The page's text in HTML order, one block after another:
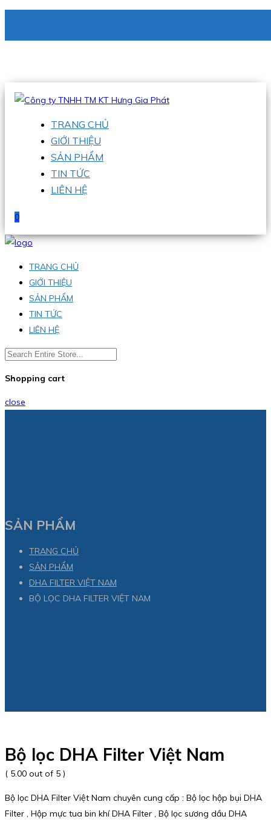
Hotline:0938 336 079
TRANG CHỦ
GIỚI THIỆU
SẢN PHẨM
TIN TỨC
LIÊN HỆ
0
TRANG CHỦ
GIỚI THIỆU
SẢN PHẨM
TIN TỨC
LIÊN HỆ
Shopping cart
close
SẢN PHẨM
TRANG CHỦ
SẢN PHẨM
DHA FILTER VIỆT NAM
BỘ LỌC DHA FILTER VIỆT NAM
Bộ lọc DHA Filter Việt Nam
( 5.00 out of 5 )
Bộ lọc DHA Filter Việt Nam chuyên cung cấp : Bộ lọc hộp bụi DHA
Filter , Hộp mực tua bin khí DHA Filter , Bộ lọc sương dầu DHA